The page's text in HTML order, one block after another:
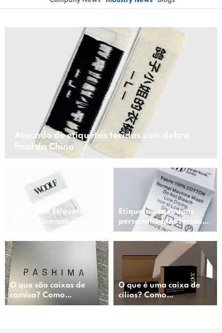
Atacado de etiquetas tecidas com dobra
final da China
Fábrica de Etiquetas
Woven Damask da
Etiquetas de roupas
personalizadas tecidas
na China
O que são caixas de
camisa? Como
personalizá-las?
O que é uma caixa de
cílios? Como
personalizá-la?